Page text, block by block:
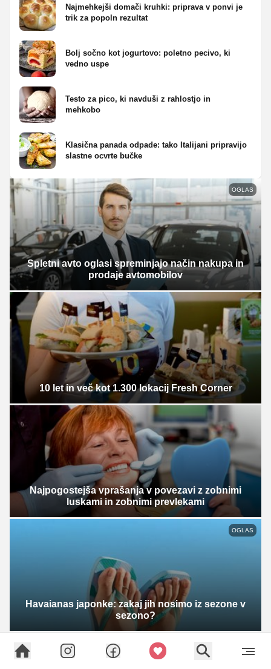
Najmehkejši domači kruhki: priprava v ponvi je
trik za popoln rezultat
Bolj sočno kot jogurtovo: poletno pecivo, ki
vedno uspe
Testo za pico, ki navduši z rahlostjo in
mehkobo
Klasična panada odpade: tako Italijani pripravijo
slastne ocvrte bučke
OGLAS
Spletni avto oglasi spreminjajo način nakupa in
prodaje avtomobilov
10 let in več kot 1.300 lokacij Fresh Corner
Najpogostejša vprašanja v povezavi z zobnimi
luskami in zobnimi prevlekami
OGLAS
Havaianas japonke: zakaj jih nosimo iz sezone v
sezono?
E-novice